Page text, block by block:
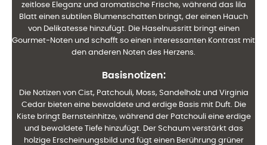
zeitlose Eleganz und aromatische Frische, während das lila
Blatt einen subtilen Blumenschatten bringt, der einen Hauch
von Delikatesse hinzufügt. Die Haselnussritt bringt einen
Gourmet-Noten und schafft so einen interessanten Kontrast mit
den anderen Noten des Herzens.
Basisnotizen:
Die Notizen von Cist, Patchouli, Moss, Sandelholz und Virginia
Cedar bieten eine bewaldete und erdige Basis mit Duft. Die
Kiste bringt Bernsteinhitze, während der Patchouli eine erdige
und bewaldete Tiefe hinzufügt. Der Schaum verstärkt das
holzige Erscheinungsbild und fügt einen Berührung grüner